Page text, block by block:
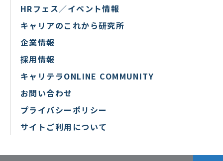
HRフェス／イベント情報
キャリアのこれから研究所
企業情報
採用情報
キャリテラONLINE COMMUNITY
お問い合わせ
プライバシーポリシー
サイトご利用について